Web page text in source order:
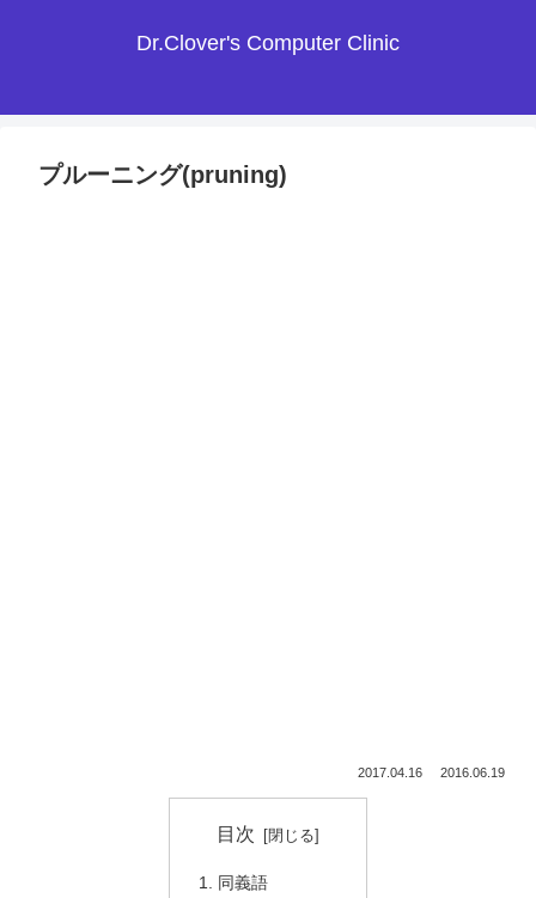
Dr.Clover's Computer Clinic
プルーニング(pruning)
2017.04.16 2016.06.19
目次
同義語